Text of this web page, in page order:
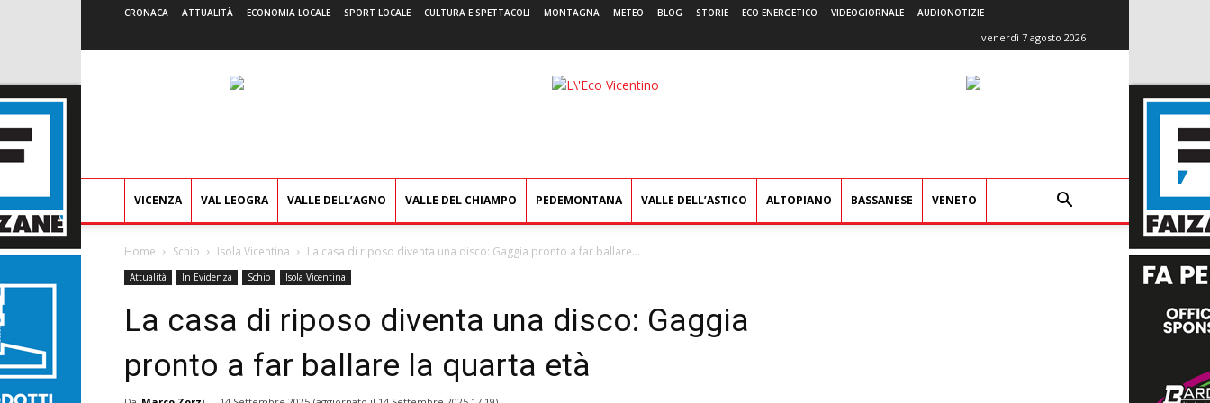
CRONACA ATTUALITÀ ECONOMIA LOCALE SPORT LOCALE CULTURA E SPETTACOLI MONTAGNA METEO BLOG STORIE ECO ENERGETICO VIDEOGIORNALE AUDIONOTIZIE
venerdì 7 agosto 2026
L'Eco
VICENZA VAL LEOGRA VALLE DELL’AGNO VALLE DEL CHIAMPO PEDEMONTANA VALLE DELL’ASTICO ALTOPIANO BASSANESE VENETO
Home Schio Isola Vicentina La casa di riposo diventa una disco: Gaggia pronto a far ballare...
Attualità In Evidenza Schio Isola Vicentina
La casa di riposo diventa una disco: Gaggia
pronto a far ballare la quarta età